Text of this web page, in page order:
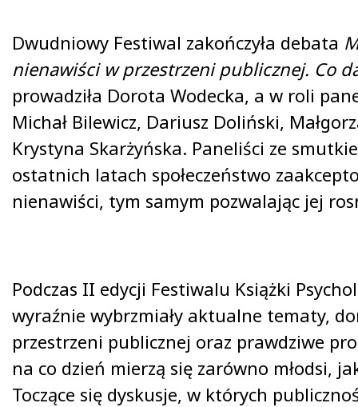
Dwudniowy Festiwal zakończyła debata
nienawiści w przestrzeni publicznej. Co
prowadziła Dorota Wodecka, a w roli
Michał Bilewicz, Dariusz Doliński,
Krystyna Skarżyńska. Paneliści ze
ostatnich latach społeczeństwo
nienawiści, tym samym pozwalając jej
Podczas II edycji Festiwalu Książki
wyraźnie wybrzmiały aktualne tematy,
przestrzeni publicznej oraz prawdziwe
na co dzień mierzą się zarówno młodsi,
Toczące się dyskusje, w których